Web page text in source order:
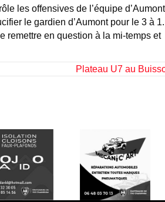
les offensives de l’équipe
le gardien d’Aumont pour le 3 à
remettre en question à la mi-temps et
Plateau U7 au